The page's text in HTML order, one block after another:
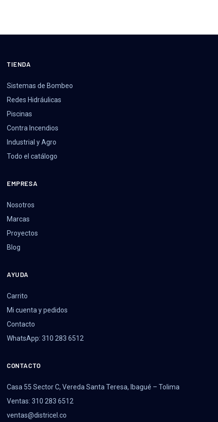
TIENDA
Sistemas de Bombeo
Redes Hidráulicas
Piscinas
Contra Incendios
Industrial y Agro
Todo el catálogo
EMPRESA
Nosotros
Marcas
Proyectos
Blog
AYUDA
Carrito
Mi cuenta y pedidos
Contacto
WhatsApp: 310 283 6512
CONTACTO
Casa 55 Sector C, Vereda Santa Teresa, Ibagué – Tolima
Ventas: 310 283 6512
ventas@districel.co